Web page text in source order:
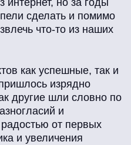
но за годы
сделать и помимо
что-то из наших
как успешные, так и
изрядно
другие шли словно по
и
от первых
и увеличения